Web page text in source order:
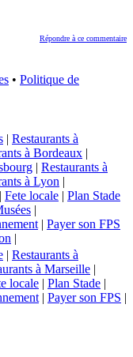
Répondre à ce commentaire
• Politique de
| Restaurants à
à Bordeaux |
| Restaurants à
à Lyon |
| Fete locale | Plan Stade
|
| Payer son FPS
|
| Restaurants à
à Marseille |
locale | Plan Stade |
| Payer son FPS |